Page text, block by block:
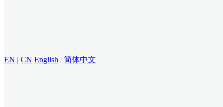
EN | CN English | 简体中文